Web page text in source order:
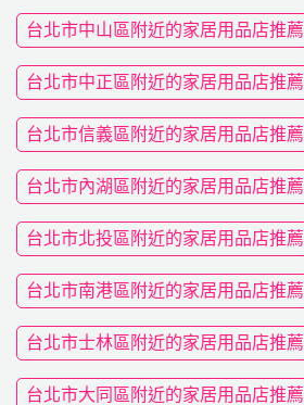
台北市中山區附近的家居用品店推薦
台北市中正區附近的家居用品店推薦
台北市信義區附近的家居用品店推薦
台北市內湖區附近的家居用品店推薦
台北市北投區附近的家居用品店推薦
台北市南港區附近的家居用品店推薦
台北市士林區附近的家居用品店推薦
台北市大同區附近的家居用品店推薦